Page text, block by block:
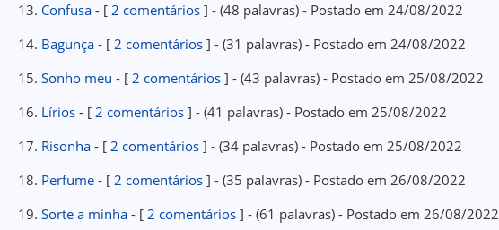
13. Confusa - [2 comentários ] - (48 palavras) - Postado em 24/08/2022
14. Bagunça - [2 comentários ] - (31 palavras) - Postado em 24/08/2022
15.Sonho meu - [2 comentários ] - (43 palavras) - Postado em 25/08/2022
16. Lírios - [2 comentários ] - (41 palavras) - Postado em 25/08/2022
17. Risonha - [2 comentários ] - (34 palavras) - Postado em 25/08/2022
18. Perfume - [2 comentários ] - (35 palavras) - Postado em 26/08/2022
19.Sorte a minha - [2 comentários ] - (61 palavras) - Postado em 26/08/2022